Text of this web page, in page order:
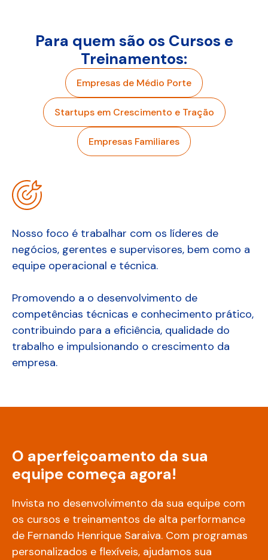
Para quem são os Cursos e
Treinamentos:
Empresas de Médio Porte
Startups em Crescimento e Tração
Empresas Familiares
Nosso foco é trabalhar com os líderes de
negócios, gerentes e supervisores, bem como a
equipe operacional e técnica.
Promovendo a o desenvolvimento de
competências técnicas e conhecimento prático,
contribuindo para a eficiência, qualidade do
trabalho e impulsionando o crescimento da
empresa.
O aperfeiçoamento da sua
equipe começa agora!
Invista no desenvolvimento da sua equipe com
os cursos e treinamentos de alta performance
de Fernando Henrique Saraiva. Com programas
personalizados e flexíveis, ajudamos sua